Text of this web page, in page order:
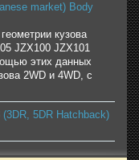
market) Body
кузова
JZX100 JZX101
этих данных
2WD и 4WD, с
5DR Hatchback)